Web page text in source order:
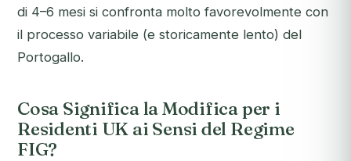
di 4–6 mesi si confronta molto favorevolmente con
il processo variabile (e storicamente lento) del
Portogallo.
Cosa Significa la Modifica per i
Residenti UK ai Sensi del Regime
FIG?